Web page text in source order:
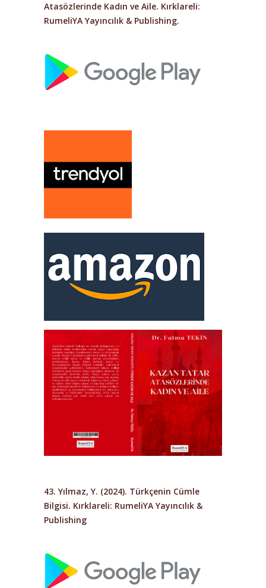
Atasözlerinde Kadın ve Aile. Kırklareli:
RumeliYA Yayıncılık & Publishing.
43. Yılmaz, Y. (2024). Türkçenin Cümle
Bilgisi. Kırklareli: RumeliYA Yayıncılık &
Publishing